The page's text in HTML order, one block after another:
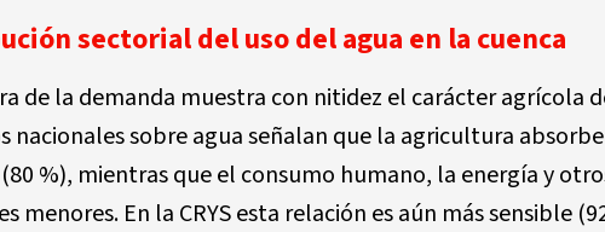
sectorial del uso del agua en la cuenca
de la demanda muestra con nitidez el carácter agrícola
nacionales sobre agua señalan que la agricultura
%), mientras que el consumo humano, la energía y
menores. En la CRYS esta relación es aún más sensible